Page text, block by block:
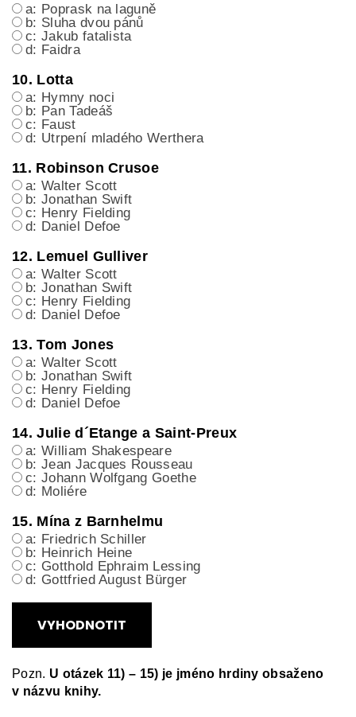
a: Poprask na laguně
b: Sluha dvou pánů
c: Jakub fatalista
d: Faidra
10. Lotta
a: Hymny noci
b: Pan Tadeáš
c: Faust
d: Utrpení mladého Werthera
11. Robinson Crusoe
a: Walter Scott
b: Jonathan Swift
c: Henry Fielding
d: Daniel Defoe
12. Lemuel Gulliver
a: Walter Scott
b: Jonathan Swift
c: Henry Fielding
d: Daniel Defoe
13. Tom Jones
a: Walter Scott
b: Jonathan Swift
c: Henry Fielding
d: Daniel Defoe
14. Julie d´Etange a Saint-Preux
a: William Shakespeare
b: Jean Jacques Rousseau
c: Johann Wolfgang Goethe
d: Moliére
15. Mína z Barnhelmu
a: Friedrich Schiller
b: Heinrich Heine
c: Gotthold Ephraim Lessing
d: Gottfried August Bürger
VYHODNOTIT
Pozn. U otázek 11) – 15) je jméno hrdiny obsaženo
v názvu knihy.